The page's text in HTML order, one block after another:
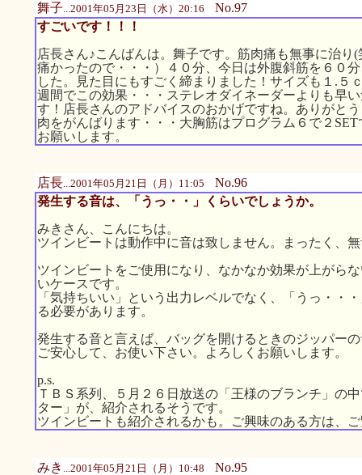
舞子...2001年05月23日（水）20:16 No.97
すごいです！！！
店長さん♪こんばんは。舞子です。筋肉痛も無事に治
痛かったので・・・）４０分、今日は外腹斜筋を６０
した。見た目にもすごく締まりました！サイズも１.５
週間でこの効果・・・ステレオダイネーダーよりも早
す！店長さんのアドバイスのおかげですね。ありがと
肉をがんばります・・・大胸筋はプログラム６で２
お願いします。
店長...2001年05月21日（月）11:05 No.96
発生する音は、「うっ・・」くらいでしょうか。
みきさん、こんにちは。
ツインビートは動作中に音は致しません。まったく、
ツインビートをご使用になり、なかなか効果が上がら
いケースです。
「気持ちいい」という出力レベルでなく、「うっ・・
る必要があります。
発生する音と言えば、バッグを開けるときのジッパー
ご安心して、お使い下さい。よろしくお願いします。
p.s.
ＴＢＳ系列、５月２６日放送の「王様のブランチ」の
ター」が、紹介されるそうです。
ツインビートも紹介されるかも。ご興味のある方は、
みき ...2001年05月21日（月）10:48 No.95